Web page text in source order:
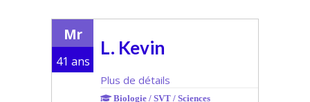
Mr
41 ans
L. Kevin
Plus de détails
Biologie / SVT / Sciences